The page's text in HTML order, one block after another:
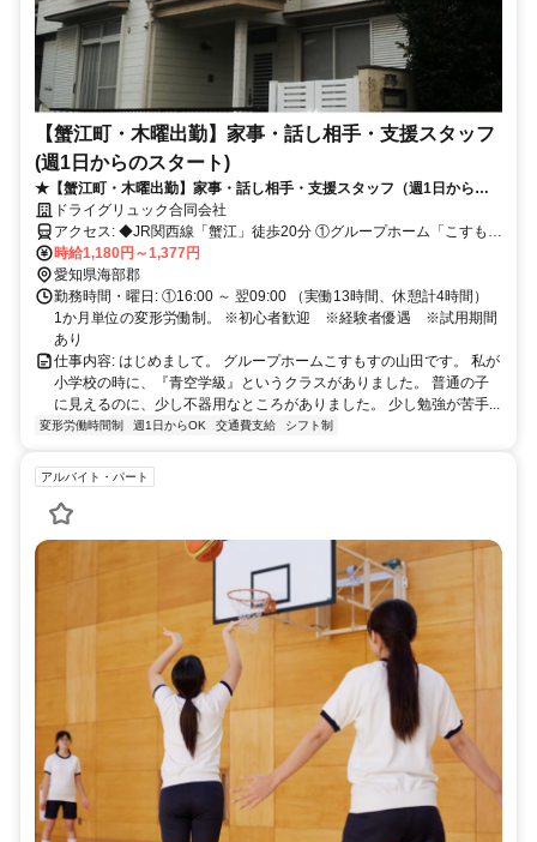
【蟹江町・木曜出勤】家事・話し相手・支援スタッフ
(週1日からのスタート)
★【蟹江町・木曜出勤】家事・話し相手・支援スタッフ（週1日からの
スタート）★
ドライグリュック合同会社
アクセス: ◆JR関西線「蟹江」徒歩20分 ①グループホーム「こすもす
時給1,180円～1,377円
愛知県海部郡
勤務時間・曜日: ①16:00 ～ 翌09:00 （実働13時間、休憩計4時間）
1か月単位の変形労働制。 ※初心者歓迎 ※経験者優遇 ※試用期間
あり
仕事内容: はじめまして。 グループホームこすもすの山田です。 私が
小学校の時に、『青空学級』というクラスがありました。 普通の子
に見えるのに、少し不器用なところがありました。 少し勉強が苦手...
変形労働時間制 週1日からOK 交通費支給 シフト制
アルバイト・パート